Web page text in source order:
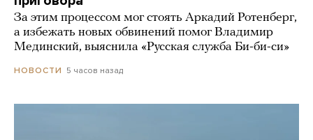
За этим процессом мог стоять Аркадий Ротенберг,
а избежать новых обвинений помог Владимир
Мединский, выяснила «Русская служба Би-би-си»
НОВОСТИ 5 часов назад